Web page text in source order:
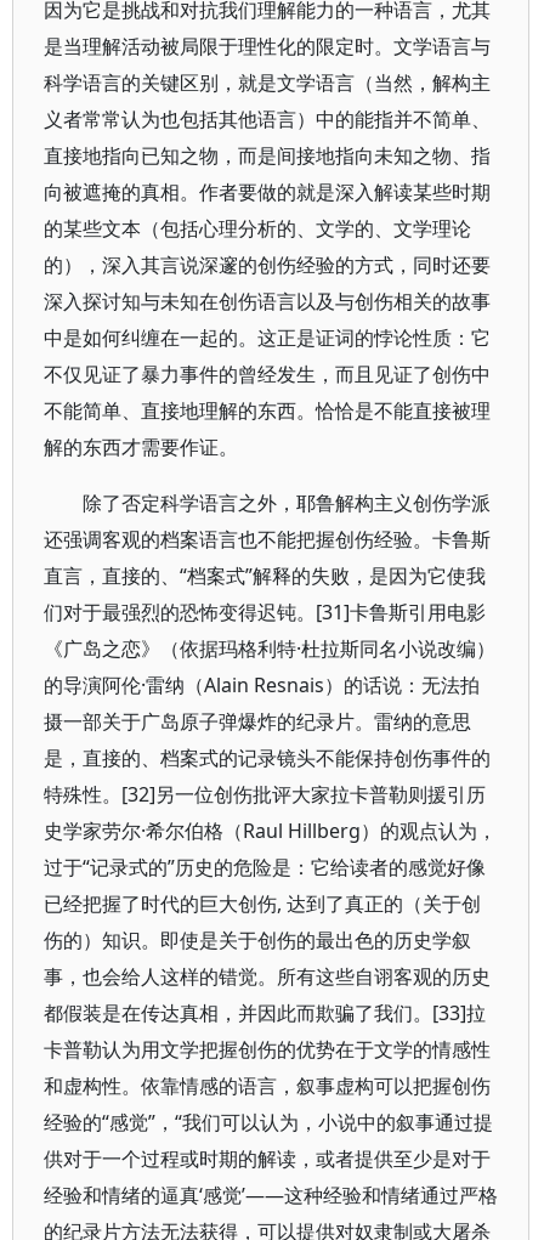
因为它是挑战和对抗我们理解能力的一种语言，尤其
是当理解活动被局限于理性化的限定时。文学语言与
科学语言的关键区别，就是文学语言（当然，解构主
义者常常认为也包括其他语言）中的能指并不简单、
直接地指向已知之物，而是间接地指向未知之物、指
向被遮掩的真相。作者要做的就是深入解读某些时期
的某些文本（包括心理分析的、文学的、文学理论
的），深入其言说深邃的创伤经验的方式，同时还要
深入探讨知与未知在创伤语言以及与创伤相关的故事
中是如何纠缠在一起的。这正是证词的悖论性质：它
不仅见证了暴力事件的曾经发生，而且见证了创伤中
不能简单、直接地理解的东西。恰恰是不能直接被理
解的东西才需要作证。
除了否定科学语言之外，耶鲁解构主义创伤学派
还强调客观的档案语言也不能把握创伤经验。卡鲁斯
直言，直接的、“档案式”解释的失败，是因为它使我
们对于最强烈的恐怖变得迟钝。[31]卡鲁斯引用电影
《广岛之恋》（依据玛格利特·杜拉斯同名小说改编）
的导演阿伦·雷纳（Alain Resnais）的话说：无法拍
摄一部关于广岛原子弹爆炸的纪录片。雷纳的意思
是，直接的、档案式的记录镜头不能保持创伤事件的
特殊性。[32]另一位创伤批评大家拉卡普勒则援引历
史学家劳尔·希尔伯格（Raul Hillberg）的观点认为，
过于“记录式的”历史的危险是：它给读者的感觉好像
已经把握了时代的巨大创伤, 达到了真正的（关于创
伤的）知识。即使是关于创伤的最出色的历史学叙
事，也会给人这样的错觉。所有这些自诩客观的历史
都假装是在传达真相，并因此而欺骗了我们。[33]拉
卡普勒认为用文学把握创伤的优势在于文学的情感性
和虚构性。依靠情感的语言，叙事虚构可以把握创伤
经验的“感觉”，“我们可以认为，小说中的叙事通过提
供对于一个过程或时期的解读，或者提供至少是对于
经验和情绪的逼真‘感觉’——这种经验和情绪通过严格
的纪录片方法无法获得，可以提供对奴隶制或大屠杀